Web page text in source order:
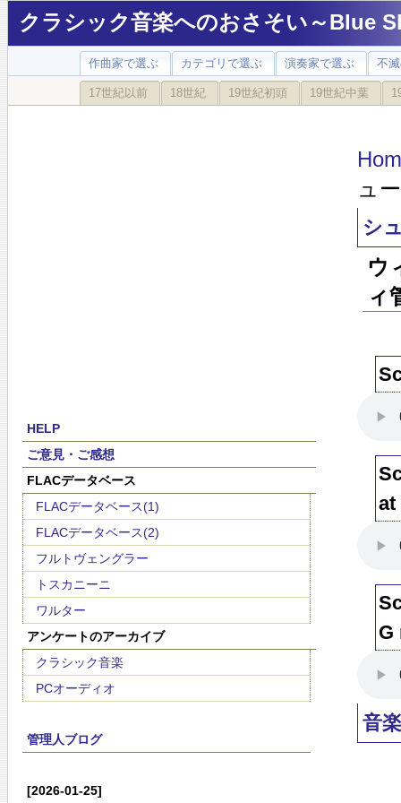
クラシック音楽へのおさそい～Blue
作曲家で選ぶ カテゴリで選ぶ 演奏家で選ぶ 不
17世紀以前 18世紀 19世紀初頭 19世紀中葉
HELP
ご意見・ご感想
FLACデータベース
FLACデータベース(1)
FLACデータベース(2)
フルトヴェングラー
トスカニーニ
ワルター
アンケートのアーカイブ
クラシック音楽
PCオーディオ
管理人ブログ
[2026-01-25]
ュ
シ
ウ
ィ
at
G
音